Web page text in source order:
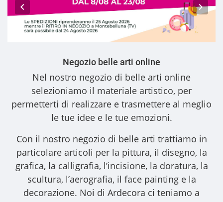
Negozio belle arti online
Nel nostro negozio di belle arti online
selezioniamo il materiale artistico, per
permetterti di realizzare e trasmettere al meglio
le tue idee e le tue emozioni.
Con il nostro negozio di belle arti trattiamo in
particolare articoli per la pittura, il disegno, la
grafica, la calligrafia, l’incisione, la doratura, la
scultura, l’aerografia, il face painting e la
decorazione. Noi di Ardecora ci teniamo a